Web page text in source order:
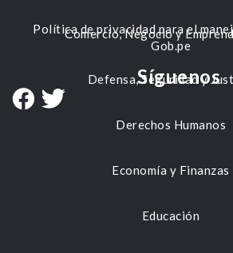
Comercio, Negocio y
Defensa, Seguridad y
Derechos Humanos
Economía y Finanzas
Educación
Política de privacidad para el
Gob.pe
Síguenos